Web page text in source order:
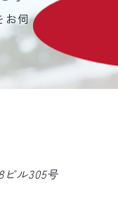
お伺
ビル305号